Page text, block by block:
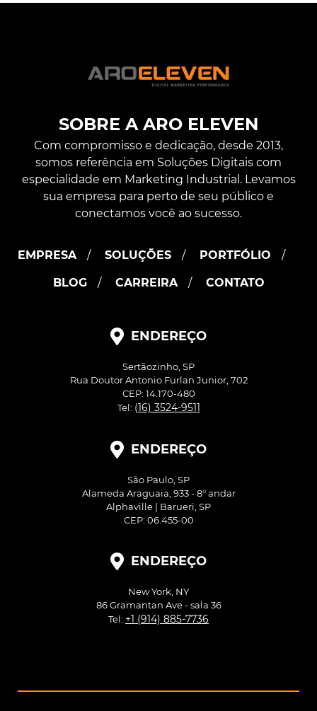
SOBRE A ARO ELEVEN
Com compromisso e dedicação, desde 2013,
somos referência em Soluções Digitais com
especialidade em Marketing Industrial. Levamos
sua empresa para perto de seu público e
conectamos você ao sucesso.
EMPRESA SOLUÇÕES PORTFÓLIO
BLOG CARREIRA CONTATO
ENDEREÇO
Sertãozinho, SP
Rua Doutor Antonio Furlan Junior, 702
CEP: 14.170-480
Tel: (16) 3524-9511
ENDEREÇO
São Paulo, SP
Alameda Araguaia, 933 - 8° andar
Alphaville | Barueri, SP
CEP: 06.455-00
ENDEREÇO
New York, NY
86 Gramantan Ave - sala 36
Tel: +1 (914) 885-7736